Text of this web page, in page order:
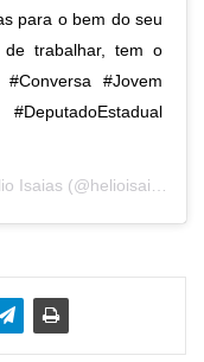
para o bem do seu
trabalhar, tem o
#Jovem
Isaias (@helioisaiaspi) em